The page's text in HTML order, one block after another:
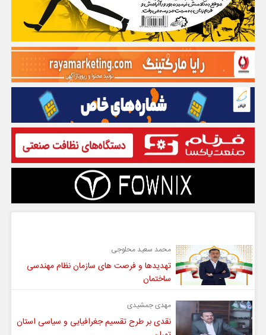
محمد سعید محلوجی
تهدیدها و فرصت های سازمان نظام مهندسی
ساختمان
مهدی جمشیدی
نقدی بر طرح تقسیم جغرافیایی و سیاسی استان